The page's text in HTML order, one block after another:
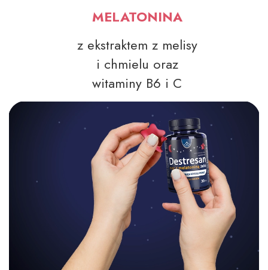
MELATONINA
z ekstraktem z melisy
i chmielu oraz
witaminy B6 i C